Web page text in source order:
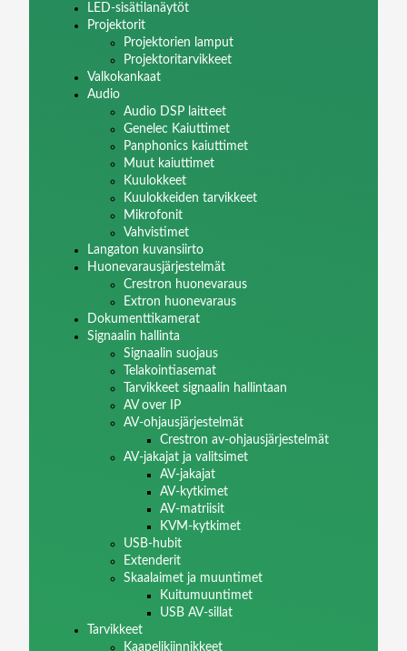
LED-sisätilanäytöt
Projektorit
Projektorien lamput
Projektoritarvikkeet
Valkokankaat
Audio
Audio DSP laitteet
Genelec Kaiuttimet
Panphonics kaiuttimet
Muut kaiuttimet
Kuulokkeet
Kuulokkeiden tarvikkeet
Mikrofonit
Vahvistimet
Langaton kuvansiirto
Huonevarausjärjestelmät
Crestron huonevaraus
Extron huonevaraus
Dokumenttikamerat
Signaalin hallinta
Signaalin suojaus
Telakointiasemat
Tarvikkeet signaalin hallintaan
AV over IP
AV-ohjausjärjestelmät
Crestron av-ohjausjärjestelmät
AV-jakajat ja valitsimet
AV-jakajat
AV-kytkimet
AV-matriisit
KVM-kytkimet
USB-hubit
Extenderit
Skaalaimet ja muuntimet
Kuitumuuntimet
USB AV-sillat
Tarvikkeet
Kaapelikiinnikkeet